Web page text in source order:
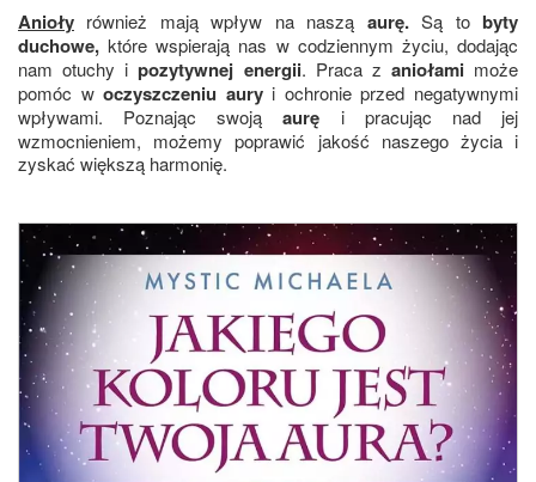
Anioły również mają wpływ na naszą aurę.Są tobyty
duchowe, które wspierają nas w codziennym życiu, dodając
nam otuchy ipozytywnej energii. Praca z aniołamimoże
pomóc woczyszczeniu auryi ochronie przed negatywnymi
wpływami. Poznając swojąaurę i pracując nad jej
wzmocnieniem, możemy poprawić jakość naszego życia i
zyskać większą harmonię.